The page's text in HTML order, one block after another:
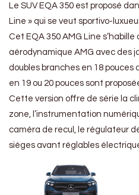
Le SUV EQA 350 est proposé
Line » qui se veut sportivo-
Cet EQA 350 AMG Line s’habille
aérodynamique AMG avec des
doubles branches en 18 pouces
en 19 ou 20 pouces sont
Cette version offre de série la
zone, l’instrumentation
caméra de recul, le régulateur
sièges avant réglables